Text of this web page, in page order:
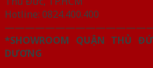
Hotline: 0824.400.400
*SHOWROOM QUẬN THỦ
DƯƠNG